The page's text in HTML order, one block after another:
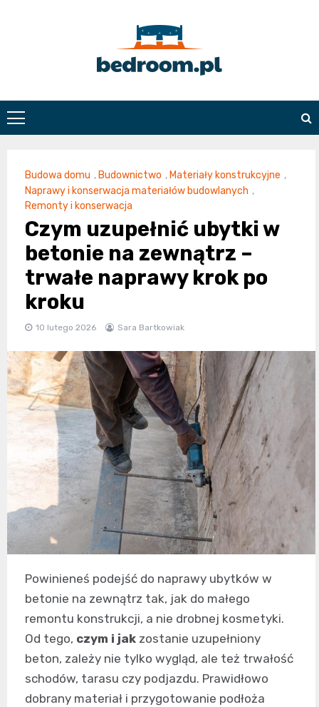
Bedroom.pl
Budowa domu , Budownictwo , Materiały konstrukcyjne ,
Naprawy i konserwacja materiałów budowlanych ,
Remonty i konserwacja
Czym uzupełnić ubytki w
betonie na zewnątrz –
trwałe naprawy krok po
kroku
10 lutego 2026 Sara Bartkowiak
Powinieneś podejść do naprawy ubytków w
betonie na zewnątrz tak, jak do małego
remontu konstrukcji, a nie drobnej kosmetyki.
Od tego, czym i jak zostanie uzupełniony
beton, zależy nie tylko wygląd, ale też trwałość
schodów, tarasu czy podjazdu. Prawidłowo
dobrany materiał i przygotowanie podłoża